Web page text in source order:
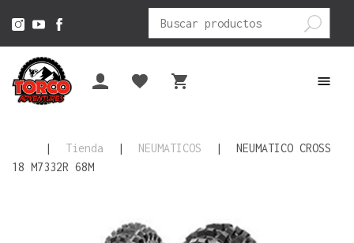
Buscar
por:
| Tienda | NEUMATICOS |
NEUMATICO CROSS
18 M7332R 68M